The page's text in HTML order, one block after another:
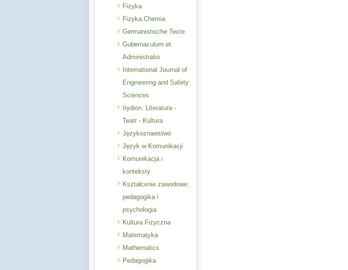
Fizyka
Fizyka.Chemia
Germanistische Texte
Gubernaculum et
Administratio
International Journal of
Engineering and Safety
Sciences
Irydion. Literatura -
Teatr - Kultura
Językoznawstwo
Język w Komunikacji
Komunikacja i
konteksty
Kształcenie zawodowe:
pedagogika i
psychologia
Kultura Fizyczna
Matematyka
Mathematics
Pedagogika